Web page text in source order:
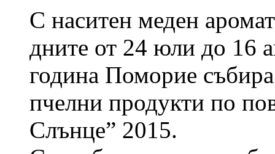
С наситен меден
дните от 24 юли до 16
година Поморие
пчелни продукти по
Слънце” 2015.